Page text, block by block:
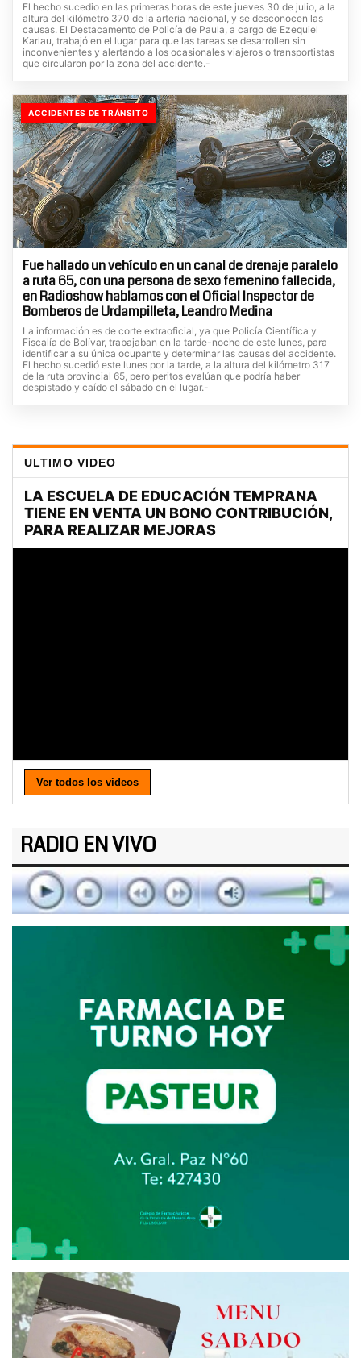
El hecho sucedio en las primeras horas de este jueves 30 de julio, a la
altura del kilómetro 370 de la arteria nacional, y se desconocen las
causas. El Destacamento de Policía de Paula, a cargo de Ezequiel
Karlau, trabajó en el lugar para que las tareas se desarrollen sin
inconvenientes y alertando a los ocasionales viajeros o transportistas
que circularon por la zona del accidente.-
ACCIDENTES DE TRÁNSITO
Fue hallado un vehículo en un canal de drenaje paralelo
a ruta 65, con una persona de sexo femenino fallecida,
en Radioshow hablamos con el Oficial Inspector de
Bomberos de Urdampilleta, Leandro Medina
La información es de corte extraoficial, ya que Policía Científica y
Fiscalía de Bolívar, trabajaban en la tarde-noche de este lunes, para
identificar a su única ocupante y determinar las causas del accidente.
El hecho sucedió este lunes por la tarde, a la altura del kilómetro 317
de la ruta provincial 65, pero peritos evalúan que podría haber
despistado y caído el sábado en el lugar.-
ULTIMO VIDEO
Ver todos los videos
RADIO EN VIVO